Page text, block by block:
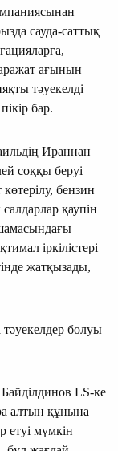
сауда-саттық
ағынын
тәуекелді
бар.
Ираннан
соққы беруі
бензин
қаупін
іркілістері
жатқызады,
болуы
LS-ке
алтын құнына
етуі мүмкін